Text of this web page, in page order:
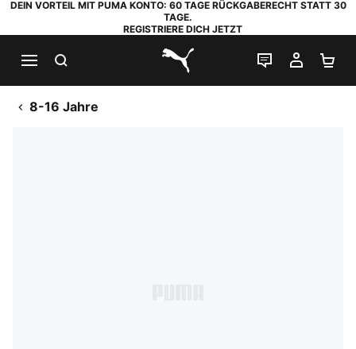
DEIN VORTEIL MIT PUMA KONTO: 60 TAGE RÜCKGABERECHT STATT 30
TAGE.
REGISTRIERE DICH JETZT
PUMA.com
LIVE-CHAT
MEIN
8-16 Jahre